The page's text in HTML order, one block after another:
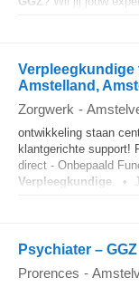
Amstelland,
Zorgwerk -
ontwikkeling staan
klantgerichte support!
direct - Onbepaald
Verpleegkundige . •
Psychiater –
Prorences -